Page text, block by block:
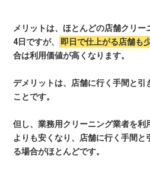
メリットは、ほとんどの店舗クリー
4日ですが、
即日で仕上がる店舗も
合は利用価値が高くなります。
デメリットは、店舗に行く手間と引
ことです。
但し、業務用クリーニング業者を利
よりも安くなり、店舗に行く手間と
る場合がほとんどです。